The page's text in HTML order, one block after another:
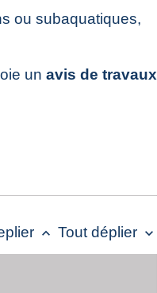
ou subaquatiques,
un avis de travaux
keyboard_arrow_up Tout déplier keyboard_arrow_down